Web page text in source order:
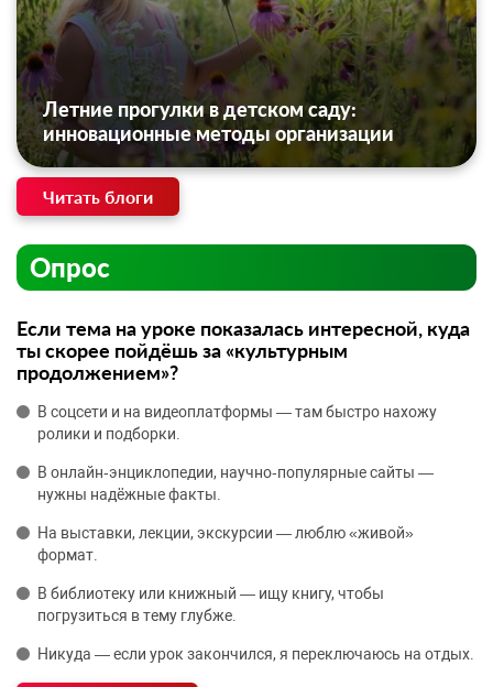
Летние прогулки в детском саду:
инновационные методы организации
Читать блоги
Опрос
Если тема на уроке показалась интересной, куда
ты скорее пойдёшь за «культурным
продолжением»?
В соцсети и на видеоплатформы — там быстро нахожу
ролики и подборки.
В онлайн‑энциклопедии, научно‑популярные сайты —
нужны надёжные факты.
На выставки, лекции, экскурсии — люблю «живой»
формат.
В библиотеку или книжный — ищу книгу, чтобы
погрузиться в тему глубже.
Никуда — если урок закончился, я переключаюсь на отдых.